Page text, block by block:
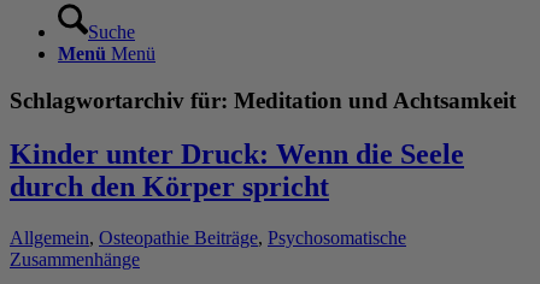
Suche
Menü Menü
Schlagwortarchiv für: Meditation und Achtsamkeit
Kinder unter Druck: Wenn die Seele
durch den Körper spricht
Allgemein, Osteopathie Beiträge, Psychosomatische
Zusammenhänge